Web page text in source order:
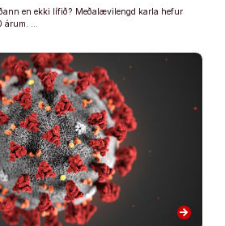
en ekki lífið? Meðalævilengd karla hefur
árum. …
arrow_forward